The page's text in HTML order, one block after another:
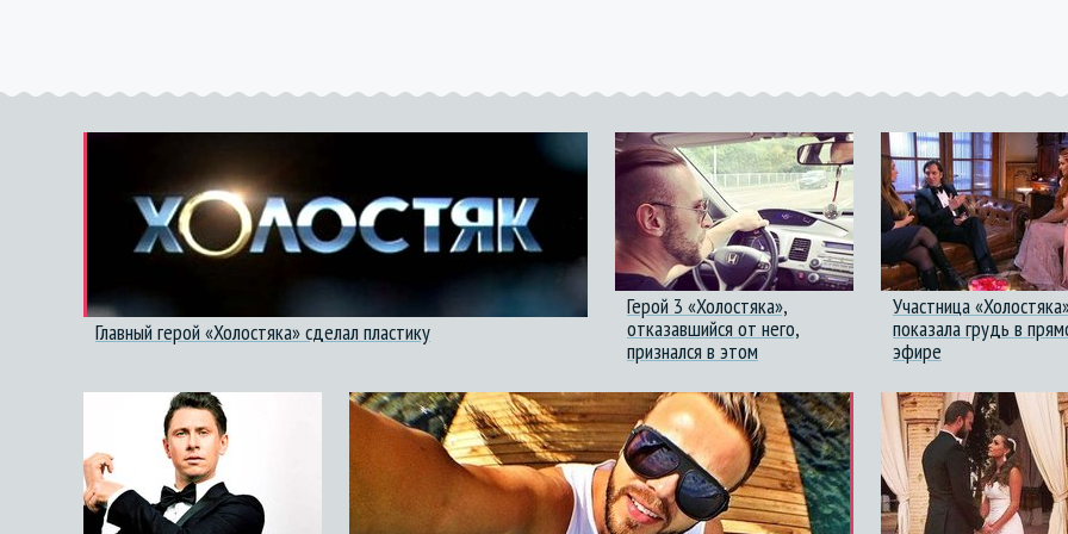
Главный герой «Холостяка» сделал пластику
Герой 3 «Холостяка»,
отказавшийся от него,
признался в этом
Участница
показала грудь в
эфире